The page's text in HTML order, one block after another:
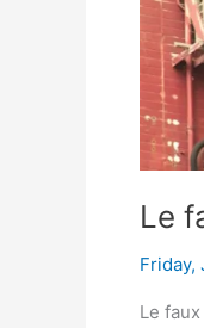
Le
Friday,
Le